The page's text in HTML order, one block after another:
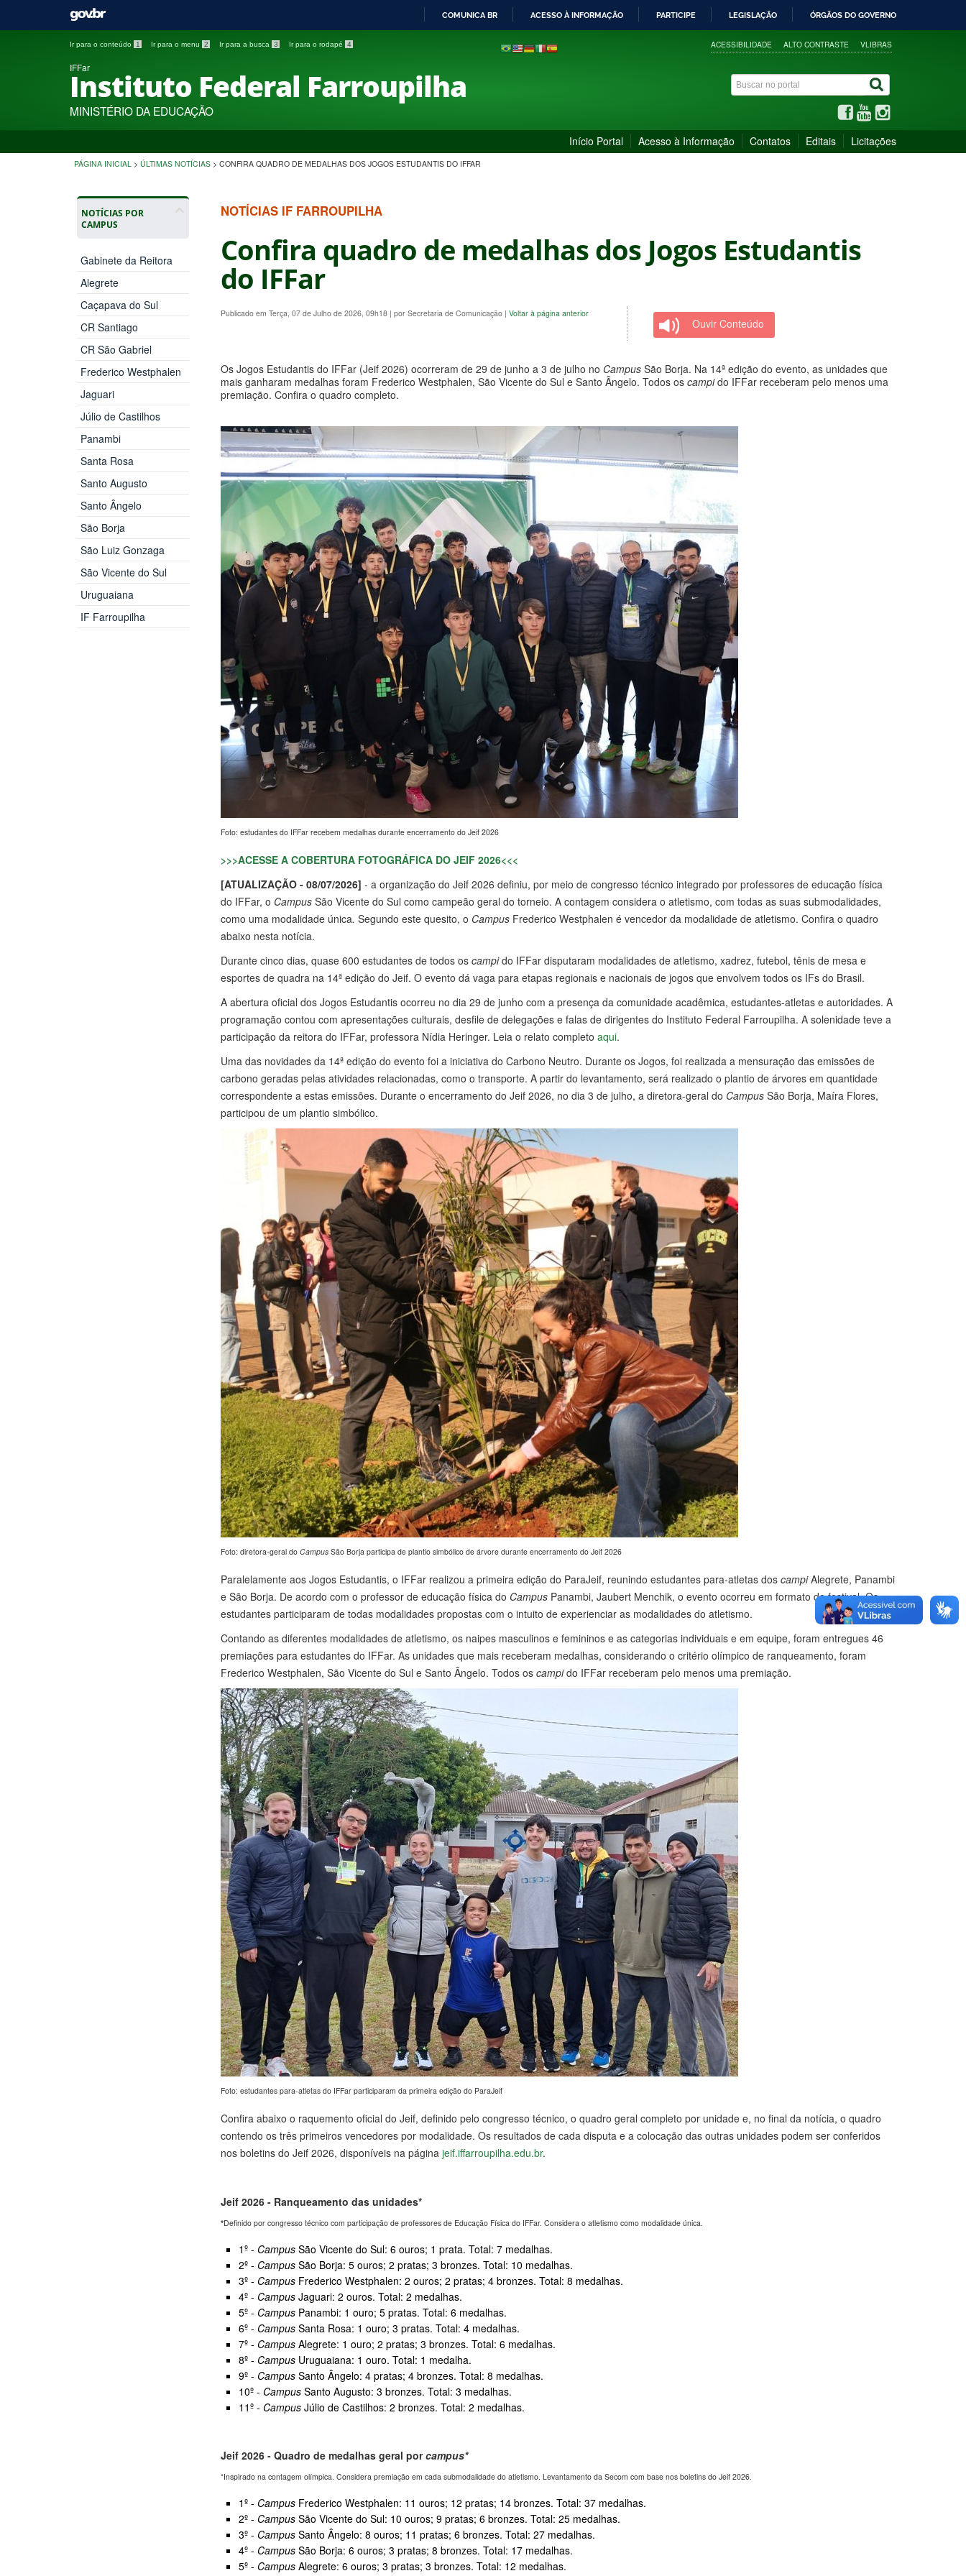
PARA
COMUNICA BR ACESSO À INFORMAÇÃO PARTICIPE LEGISLAÇÃO ÓRGÃOS DO GOVERNO
Ir para o conteúdo 1 Ir para o menu 2 Ir para a busca 3 Ir para o rodapé 4 ACESSIBILIDADE ALTO CONTRASTE VLIBRAS
IFFar
Instituto Federal Farroupilha
MINISTÉRIO DA EDUCAÇÃO
Início Portal Acesso à Informação Contatos Editais Licitações
PÁGINA INICIAL > ÚLTIMAS NOTÍCIAS > CONFIRA QUADRO DE MEDALHAS DOS JOGOS ESTUDANTIS DO IFFAR
NOTÍCIAS POR
CAMPUS
Gabinete da Reitora
Alegrete
Caçapava do Sul
CR Santiago
CR São Gabriel
Frederico Westphalen
Jaguari
Júlio de Castilhos
Panambi
Santa Rosa
Santo Augusto
Santo Ângelo
São Borja
São Luiz Gonzaga
São Vicente do Sul
Uruguaiana
IF Farroupilha
NOTÍCIAS IF FARROUPILHA
Confira quadro de medalhas dos Jogos Estudantis
do IFFar
Publicado em Terça, 07 de Julho de 2026, 09h18 | por Secretaria de Comunicação | Voltar à página anterior
Ouvir Conteúdo
Os Jogos Estudantis do IFFar (Jeif 2026) ocorreram de 29 de junho a 3 de julho no Campus São Borja. Na 14ª edição do evento, as unidades que
mais ganharam medalhas foram Frederico Westphalen, São Vicente do Sul e Santo Ângelo. Todos os campido IFFar receberam pelo menos uma
premiação. Confira o quadro completo.
Foto: estudantes do IFFar recebem medalhas durante encerramento do Jeif 2026
>>>ACESSE A COBERTURA FOTOGRÁFICA DO JEIF 2026<<<
[ATUALIZAÇÃO - 08/07/2026] - a organização do Jeif 2026 definiu, por meio de congresso técnico integrado por professores de educação física
do IFFar, o Campus São Vicente do Sul como campeão geral do torneio. A contagem considera o atletismo, com todas as suas submodalidades,
como uma modalidade única. Segundo este quesito, o Campus Frederico Westphalen é vencedor da modalidade de atletismo. Confira o quadro
abaixo nesta notícia.
Durante cinco dias, quase 600 estudantes de todos os campido IFFar disputaram modalidades de atletismo, xadrez, futebol, tênis de mesa e
esportes de quadra na 14ª edição do Jeif. O evento dá vaga para etapas regionais e nacionais de jogos que envolvem todos os IFs do Brasil.
A abertura oficial dos Jogos Estudantis ocorreu no dia 29 de junho com a presença da comunidade acadêmica, estudantes-atletas e autoridades. A
programação contou com apresentações culturais, desfile de delegações e falas de dirigentes do Instituto Federal Farroupilha. A solenidade teve a
participação da reitora do IFFar, professora Nídia Heringer. Leia o relato completo aqui.
Uma das novidades da 14ª edição do evento foi a iniciativa do Carbono Neutro. Durante os Jogos, foi realizada a mensuração das emissões de
carbono geradas pelas atividades relacionadas, como o transporte. A partir do levantamento, será realizado o plantio de árvores em quantidade
correspondente a estas emissões. Durante o encerramento do Jeif 2026, no dia 3 de julho, a diretora-geral do Campus São Borja, Maíra Flores,
participou de um plantio simbólico.
Foto: diretora-geral do Campus São Borja participa de plantio simbólico de árvore durante encerramento do Jeif 2026
Paralelamente aos Jogos Estudantis, o IFFar realizou a primeira edição do ParaJeif, reunindo estudantes para-atletas dos campiAlegrete, Panambi
e São Borja. De acordo com o professor de educação física do Campus Panambi, Jaubert Menchik, o evento ocorreu em formato de festival. Os
estudantes participaram de todas modalidades propostas com o intuito de experienciar as modalidades do atletismo.
Contando as diferentes modalidades de atletismo, os naipes masculinos e femininos e as categorias individuais e em equipe, foram entregues 46
premiações para estudantes do IFFar. As unidades que mais receberam medalhas, considerando o critério olímpico de ranqueamento, foram
Frederico Westphalen, São Vicente do Sul e Santo Ângelo. Todos os campido IFFar receberam pelo menos uma premiação.
Foto: estudantes para-atletas do IFFar participaram da primeira edição do ParaJeif
Confira abaixo o raquemento oficial do Jeif, definido pelo congresso técnico, o quadro geral completo por unidade e, no final da notícia, o quadro
contendo os três primeiros vencedores por modalidade. Os resultados de cada disputa e a colocação das outras unidades podem ser conferidos
nos boletins do Jeif 2026, disponíveis na página jeif.iffarroupilha.edu.br.
Jeif 2026 - Ranqueamento das unidades*
*Definido por congresso técnico com participação de professores de Educação Física do IFFar. Considera o atletismo como modalidade única.
1º - Campus São Vicente do Sul: 6 ouros; 1 prata. Total: 7 medalhas.
2º - Campus São Borja: 5 ouros; 2 pratas; 3 bronzes. Total: 10 medalhas.
3º - Campus Frederico Westphalen: 2 ouros; 2 pratas; 4 bronzes. Total: 8 medalhas.
4º - Campus Jaguari: 2 ouros. Total: 2 medalhas.
5º - Campus Panambi: 1 ouro; 5 pratas. Total: 6 medalhas.
6º - Campus Santa Rosa: 1 ouro; 3 pratas. Total: 4 medalhas.
7º - Campus Alegrete: 1 ouro; 2 pratas; 3 bronzes. Total: 6 medalhas.
8º - Campus Uruguaiana: 1 ouro. Total: 1 medalha.
9º - Campus Santo Ângelo: 4 pratas; 4 bronzes. Total: 8 medalhas.
10º - Campus Santo Augusto: 3 bronzes. Total: 3 medalhas.
11º - Campus Júlio de Castilhos: 2 bronzes. Total: 2 medalhas.
Jeif 2026 - Quadro de medalhas geral porcampus*
*Inspirado na contagem olímpica. Considera premiação em cada submodalidade do atletismo. Levantamento da Secom com base nos boletins do Jeif 2026.
1º - Campus Frederico Westphalen: 11 ouros; 12 pratas; 14 bronzes. Total: 37 medalhas.
2º - Campus São Vicente do Sul: 10 ouros; 9 pratas; 6 bronzes. Total: 25 medalhas.
3º - Campus Santo Ângelo: 8 ouros; 11 pratas; 6 bronzes. Total: 27 medalhas.
4º - Campus São Borja: 6 ouros; 3 pratas; 8 bronzes. Total: 17 medalhas.
5º - Campus Alegrete: 6 ouros; 3 pratas; 3 bronzes. Total: 12 medalhas.